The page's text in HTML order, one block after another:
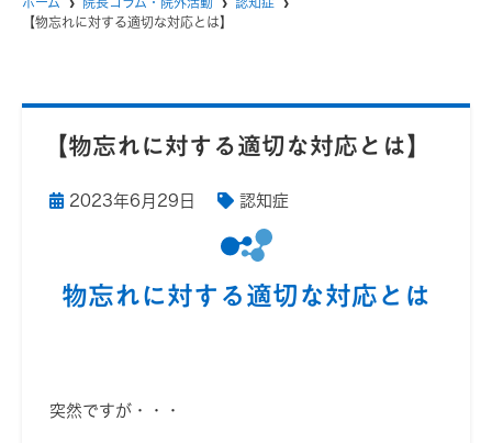
【物忘れに対する適切な対応とは】
【物忘れに対する適切な対応とは】
2023年6月29日 認知症
物忘れに対する適切な対応とは
突然ですが・・・